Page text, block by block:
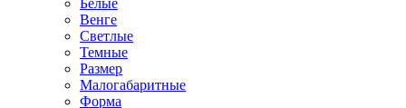
Белые
Венге
Светлые
Темные
Размер
Малогабаритные
Форма